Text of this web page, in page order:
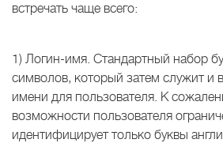
встречать чаще всего:
1) Логин-имя. Стандартный набор
символов, который затем служит и в
имени для пользователя. К
возможности пользователя
идентифицирует только буквы